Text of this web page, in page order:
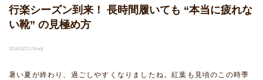
行楽シーズン到来！ 長時間履いても “本当に疲れな
い靴” の見極め方
2018/11/21 (Wed)
暑い夏が終わり、過ごしやすくなりましたね。紅葉も見頃のこの時季